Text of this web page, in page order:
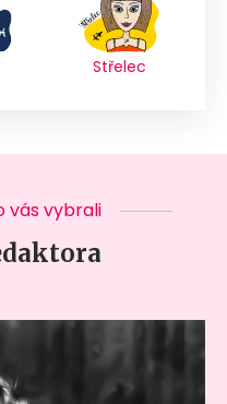
Střelec
vás vybrali